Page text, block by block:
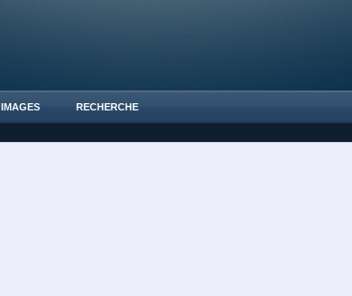
IMAGES RECHERCHE